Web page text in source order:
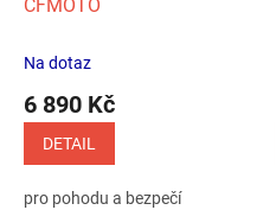
CFMOTO
Na dotaz
6 890 Kč
DETAIL
pro pohodu a bezpečí